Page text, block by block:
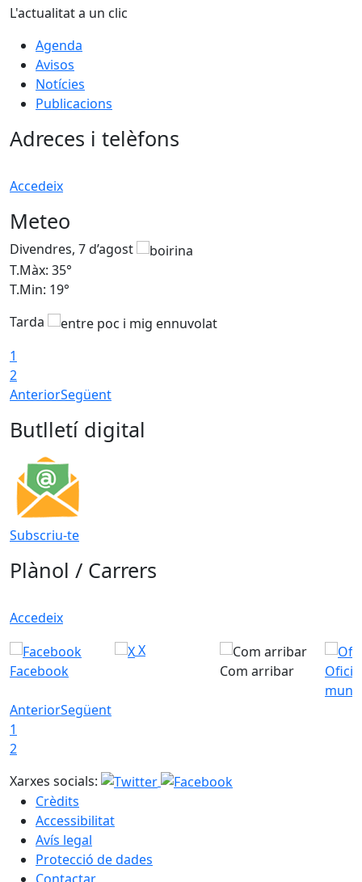
L'actualitat a un clic
Agenda
Avisos
Notícies
Publicacions
Adreces i telèfons
Accedeix
Meteo
Divendres, 7 d’agost
T.Màx: 35°
T.Min: 19°
Tarda
1
2
AnteriorSegüent
Butlletí digital
Subscriu-te
Plànol / Carrers
Accedeix
Facebook
X
Com arribar
AnteriorSegüent
1
2
Xarxes socials:
Crèdits
Accessibilitat
Avís legal
Protecció de dades